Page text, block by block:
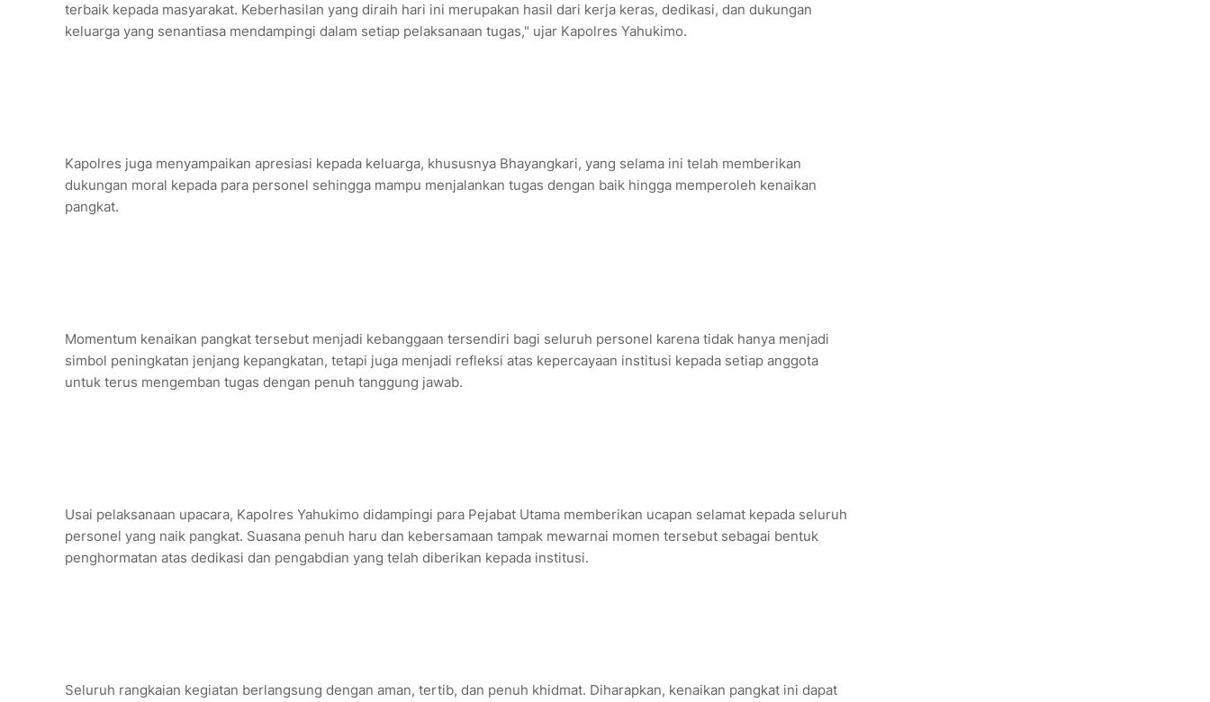
terbaik kepada masyarakat. Keberhasilan yang diraih hari ini merupakan hasil dari kerja keras, dedikasi, dan dukungan
keluarga yang senantiasa mendampingi dalam setiap pelaksanaan tugas," ujar Kapolres Yahukimo.
‎Kapolres juga menyampaikan apresiasi kepada keluarga, khususnya Bhayangkari, yang selama ini telah memberikan
dukungan moral kepada para personel sehingga mampu menjalankan tugas dengan baik hingga memperoleh kenaikan
pangkat.
‎Momentum kenaikan pangkat tersebut menjadi kebanggaan tersendiri bagi seluruh personel karena tidak hanya menjadi
simbol peningkatan jenjang kepangkatan, tetapi juga menjadi refleksi atas kepercayaan institusi kepada setiap anggota
untuk terus mengemban tugas dengan penuh tanggung jawab.
‎Usai pelaksanaan upacara, Kapolres Yahukimo didampingi para Pejabat Utama memberikan ucapan selamat kepada seluruh
personel yang naik pangkat. Suasana penuh haru dan kebersamaan tampak mewarnai momen tersebut sebagai bentuk
penghormatan atas dedikasi dan pengabdian yang telah diberikan kepada institusi.
‎Seluruh rangkaian kegiatan berlangsung dengan aman, tertib, dan penuh khidmat. Diharapkan, kenaikan pangkat ini dapat